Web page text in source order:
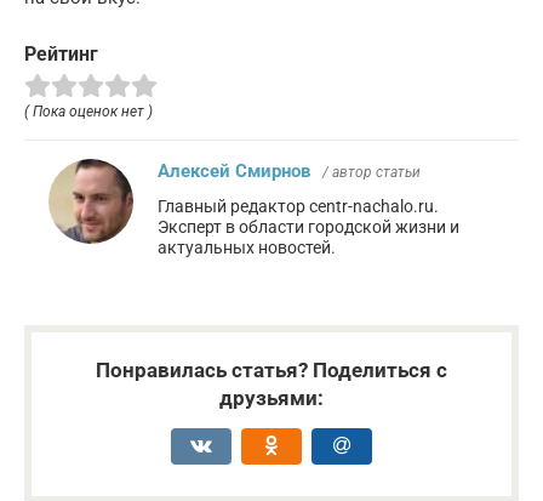
Рейтинг
( Пока оценок нет )
Алексей Смирнов / автор статьи
Главный редактор centr-nachalo.ru.
Эксперт в области городской жизни и
актуальных новостей.
Понравилась статья? Поделиться с
друзьями: